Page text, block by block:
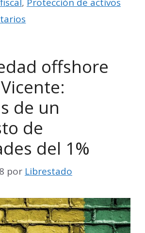
offshore
de un
de
del 1%
por Librestado